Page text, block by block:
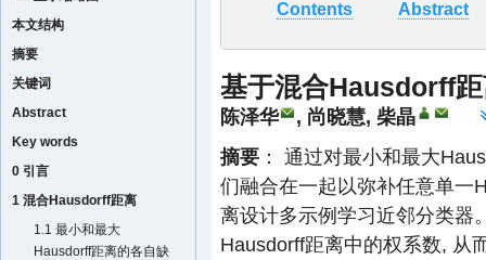
本文结构
摘要
关键词
Abstract
Key words
0 引言
1 混合Hausdorff距离
1.1 最小和最大
Hausdorff距离的各自缺
Contents Abstract
基于混合Hausdorff
陈泽华 , 尚晓慧, 柴晶
摘要 ： 通过对最小和最大
们融合在一起以弥补任意单一
离设计多示例学习近邻分类器
Hausdorff距离中的权系数, 从